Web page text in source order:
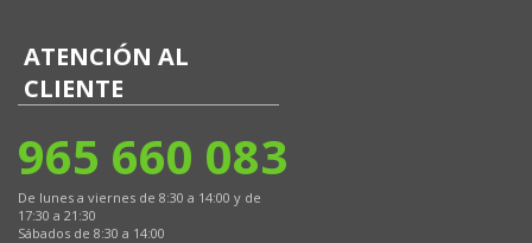
ATENCIÓN AL
CLIENTE
965 660 083
De lunes a viernes de 8:30 a 14:00 y de
17:30 a 21:30
Sábados de 8:30 a 14:00